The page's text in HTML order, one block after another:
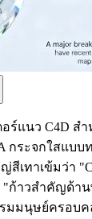
ร์แนว C4D ส
กระจกใสแบ
เทาเข้มว่า
"ก้าวสำคัญด้า
มมนุษย์ครอบค